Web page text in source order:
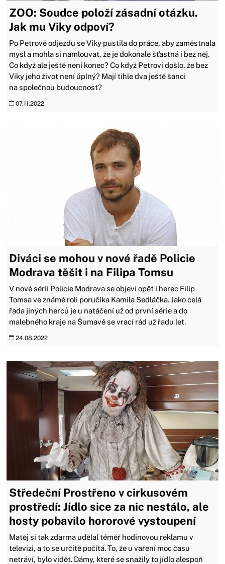
ZOO: Soudce položí zásadní otázku.
Jak mu Viky odpoví?
Po Petrově odjezdu se Viky pustila do práce, aby zaměstnala
mysl a mohla si namlouvat, že je dokonale šťastná i bez něj.
Co když ale ještě není konec? Co když Petrovi došlo, že bez
Viky jeho život není úplný? Mají tihle dva ještě šanci
na společnou budoucnost?
07.11.2022
Diváci se mohou v nové řadě Policie
Modrava těšit i na Filipa Tomsu
V nové sérii Policie Modrava se objeví opět i herec Filip
Tomsa ve známé roli poručíka Kamila Sedláčka. Jako celá
řada jiných herců je u natáčení už od první série a do
malebného kraje na Šumavě se vrací rád už řadu let.
24.08.2022
Středeční Prostřeno v cirkusovém
prostředí: Jídlo sice za nic nestálo, ale
hosty pobavilo hororové vystoupení
Matěj si tak zdarma udělal téměř hodinovou reklamu v
televizi, a to se určitě počítá. To, že u vaření moc času
netráví, bylo vidět. Dámy, které se snažily to jídlo alespoň